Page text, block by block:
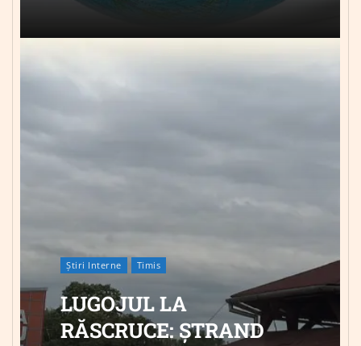
Știri Interne Timis
LUGOJUL LA
RĂSCRUCE: ȘTRAND